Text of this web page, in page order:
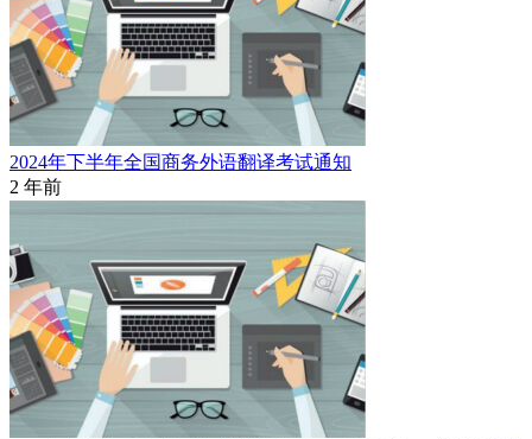
2024年下半年全国商务外语翻译考试通知
2 年前